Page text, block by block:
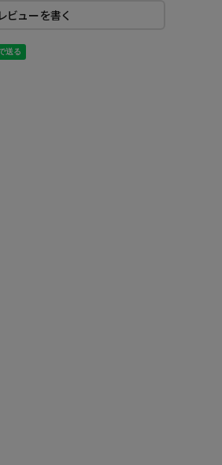
レビューを書く